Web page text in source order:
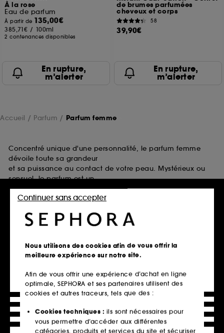
À la rose
Eau de parfum
À partir de 135,00€
385,71€ / 100ml
2 contenances disponibles
En rupture,
m’alerter
de brumes parfumées
cheveux et corps
58
39,90€
En rupture,
m’alerter
Accueil Parfum Parfum femme
Concentré unique d'une personnalité, le parfum femme
dévoile toute sa grandeur
et sa puissance au contact de votre peau. Mystérieux ou
sensuel, le parfum est un
incontournable qui doit être choisi avec finesse. Best-sellers
et dernières nouveautés,
réveilleront vos sens.
Retrait en magasin
En savoir plus
à domicile dès 60€ en France
métropolitaine et Monaco
Nous utilisons des cookies afin de vous offrir la
meilleure expérience sur notre site.
Afin de vous offrir une expérience d’achat en ligne
optimale, SEPHORA et ses partenaires utilisent des
cookies et autres traceurs, tels que des :
Cookies techniques : ils sont nécessaires pour
vous permettre d’accéder aux différentes
catégories, produits et services du site et sécuriser
Continuer sans accepter